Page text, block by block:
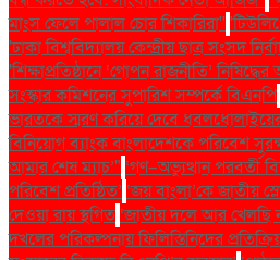
মাংস ফেলে পালাল চোর শিকারিরা''
'ঢাকা বিশ্ববিদ্যালয় কেন্দ্রীয় ছাত্র সংসদ
'শিক্ষাপ্রতিষ্ঠানে ‘গোপন রাজনীতি’
সংস্কার কমিশনের সুপারিশ সম্পর্কে বিএনপি
ভারতকে স্মরণ করিয়ে দেবে
বিনিয়োগ ব্যাংক বাংলাদেশকে পরিবেশ
আমার শেষ ম্যাচ’" ‘গণ–অভ্যুত্থান পরবর্তী
পরিবেশ প্রতিষ্ঠিত’ ‘জয় বাংলা’কে জাতীয়
দেওয়া রায় স্থগিত ‘জাতীয় দলে আর খেলছি
দখলের পরিকল্পনায় ফিলিস্তিনিদের